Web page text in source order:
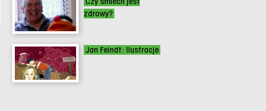
zdrowy?
Jan Feindt: Ilustracje